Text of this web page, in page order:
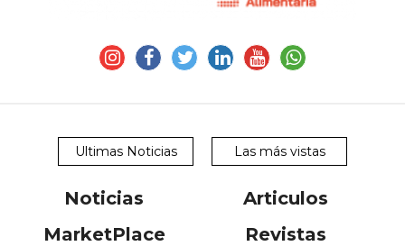
Ultimas Noticias Las más vistas
Noticias
Articulos
MarketPlace
Revistas